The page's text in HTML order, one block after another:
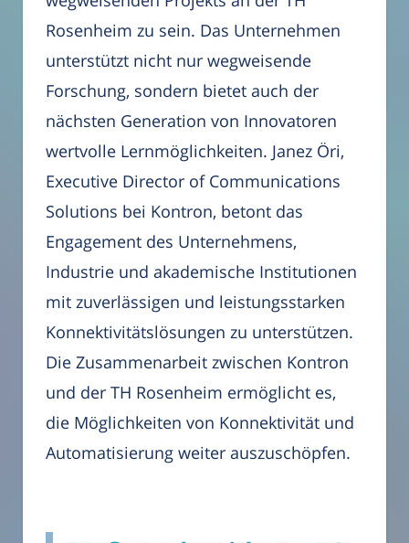
Rosenheim zu sein. Das Unternehmen
unterstützt nicht nur wegweisende
Forschung, sondern bietet auch der
nächsten Generation von Innovatoren
wertvolle Lernmöglichkeiten. Janez Öri,
Executive Director of Communications
Solutions bei Kontron, betont das
Engagement des Unternehmens,
Industrie und akademische Institutionen
mit zuverlässigen und leistungsstarken
Konnektivitätslösungen zu unterstützen.
Die Zusammenarbeit zwischen Kontron
und der TH Rosenheim ermöglicht es,
die Möglichkeiten von Konnektivität und
Automatisierung weiter auszuschöpfen.